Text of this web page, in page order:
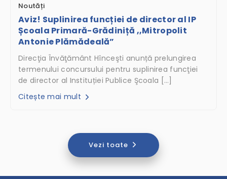
Noutăți
Aviz! Suplinirea funcției de director al IP
Școala Primară-Grădiniță ,,Mitropolit
Antonie Plămădeală”
Direcţia Învăţământ Hînceşti anunță prelungirea
termenului concursului pentru suplinirea funcţiei
de director al Instituției Publice Şcoala […]
Citește mai mult
Vezi toate